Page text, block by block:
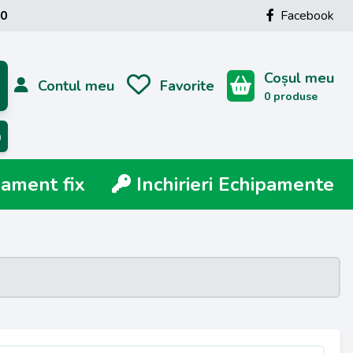
Facebook
Contul meu Favorite Coșul meu
0 produse
fix Inchirieri Echipamente